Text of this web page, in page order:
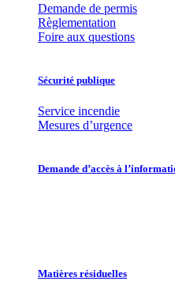
Demande de permis
Règlementation
Foire aux questions
Sécurité publique
Service incendie
Mesures d’urgence
Demande d’accès à
Matières résiduelles